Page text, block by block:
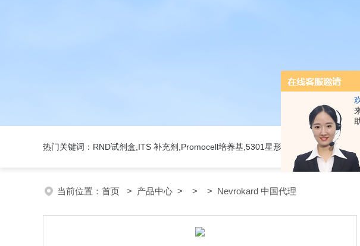
热门关键词：RND试剂盒,ITS 补充剂,Promocell培养基,5301星形细胞培养基
当前位置： 首页 > 产品中心 > > > Nevrokard 中国代理